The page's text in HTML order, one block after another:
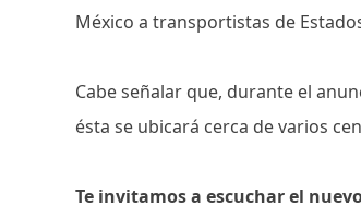
México a transportistas de
Cabe señalar que, durante el
ésta se ubicará cerca de varios
Te invitamos a escuchar el